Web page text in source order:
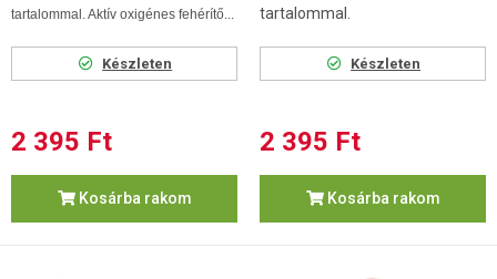
tartalommal. Aktív oxigénes fehérítő...
Készleten
2 395 Ft
Kosárba rakom
tartalommal.
Készleten
2 395 Ft
Kosárba rakom